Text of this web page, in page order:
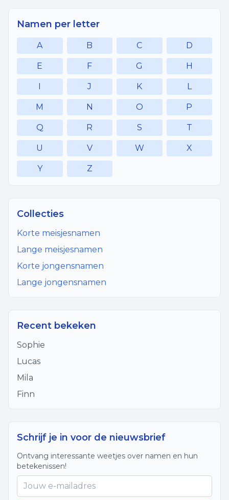
Namen per letter
A B C D
E F G H
I J K L
M N O P
Q R S T
U V W X
Y Z
Collecties
Korte meisjesnamen
Lange meisjesnamen
Korte jongensnamen
Lange jongensnamen
Recent bekeken
Sophie
Lucas
Mila
Finn
Schrijf je in voor de nieuwsbrief
Ontvang interessante weetjes over namen en hun
betekenissen!